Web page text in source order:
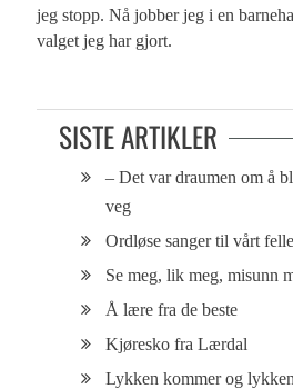
jeg stopp. Nå jobber jeg i en
valget jeg har gjort.
SISTE ARTIKLER
– Det var draumen om å
veg
Ordløse sanger til vårt
Se meg, lik meg, misunn
Å lære fra de beste
Kjøresko fra Lærdal
Lykken kommer og